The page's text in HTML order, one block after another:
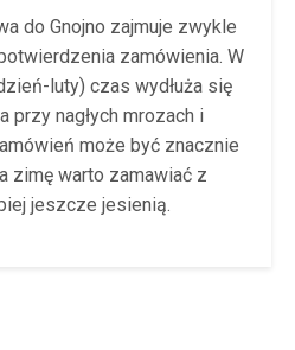
do Gnojno zajmuje zwykle
zamówienia. W
luty) czas wydłuża się
przy nagłych mrozach i
może być znacznie
zimę warto zamawiać z
jeszcze jesienią.